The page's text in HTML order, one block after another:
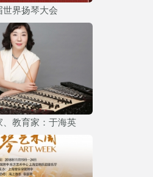
世界扬琴大会
、教育家：于海英